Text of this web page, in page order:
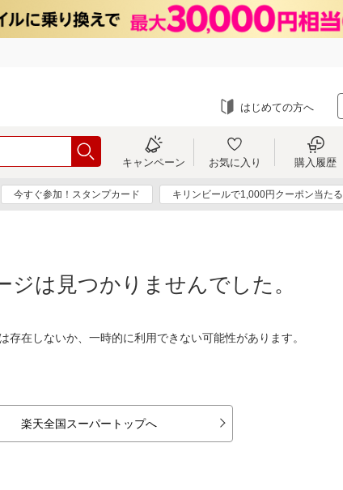
はじめての方へ
キャンペーン お気に入り 購入履歴
今すぐ参加！スタンプカード キリンビールで1,000円クーポン当たる
ジは見つかりませんでした。
存在しないか、一時的に利用できない可能性があります。
楽天全国スーパートップへ